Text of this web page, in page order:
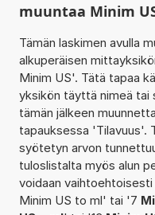
muuntaa Minim
Tämän laskimen avulla
alkuperäisen
Minim US'. Tätä tapaa
yksikön täyttä nimeä tai
tämän jälkeen
tapauksessa 'Tilavuus'.
syötetyn arvon
tuloslistalta myös alun
voidaan
Minim US to ml' tai '7